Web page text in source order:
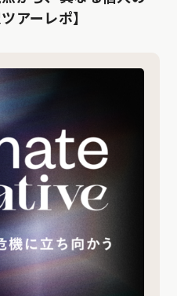
アーレポ】